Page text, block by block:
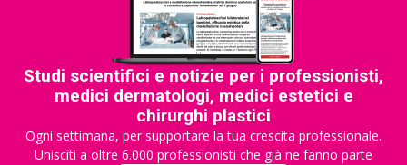
Studi scientifici e notizie per i professionisti,
medici dermatologi, medici estetici e
chirurghi plastici
Ogni settimana, per supportare la tua crescita professionale.
Unisciti a oltre 6.000 professionisti che già ne fanno parte